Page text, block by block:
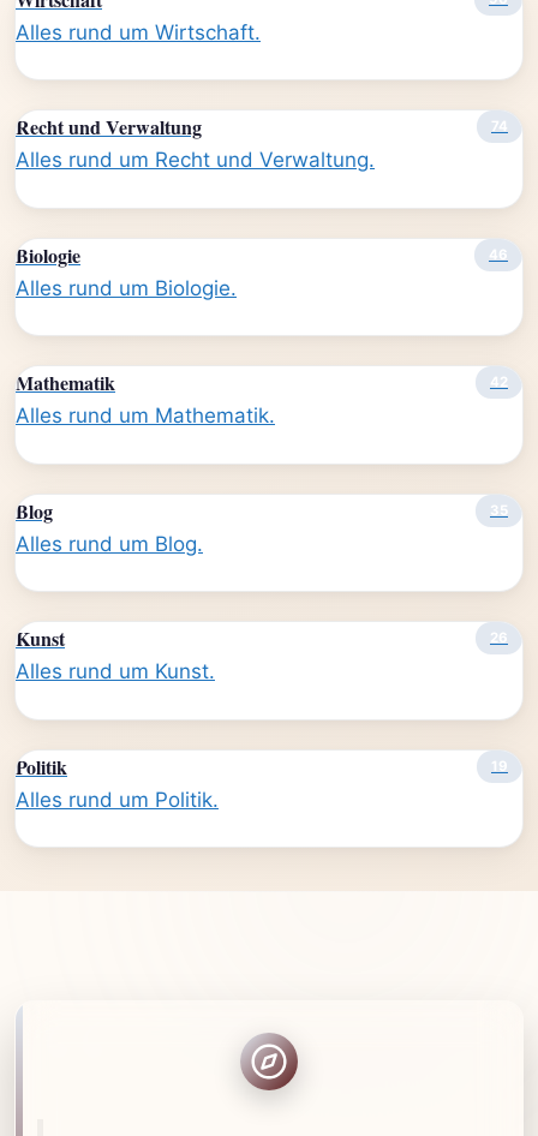
Alles rund um Wirtschaft.
Recht und Verwaltung 74
Alles rund um Recht und Verwaltung.
Biologie 46
Alles rund um Biologie.
Mathematik 42
Alles rund um Mathematik.
Blog 35
Alles rund um Blog.
Kunst 26
Alles rund um Kunst.
Politik 19
Alles rund um Politik.